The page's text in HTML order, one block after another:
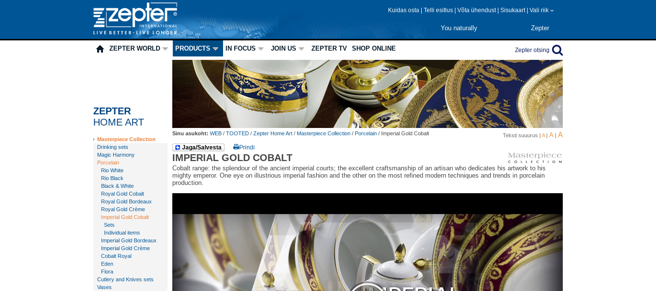
Kuidas osta Telli esitlus Võta ühendust Sisukaart Vali riik
You naturally Zepter
ZEPTER WORLD PRODUCTS IN FOCUS JOIN US ZEPTER TV SHOP ONLINE Zepter otsing
ZEPTER
HOME ART
Masterpiece Collection
Drinking sets
Magic Harmony
Porcelain
Rio White
Rio Black
Black & White
Royal Gold Cobalt
Royal Gold Bordeaux
Royal Gold Crème
Imperial Gold Cobalt
Sets
Individual items
Imperial Gold Bordeaux
Imperial Gold Crème
Cobalt Royal
Eden
Flora
Cutlery and Knives sets
Vases
Sinu asukoht: WEB / TOOTED / Zepter Home Art / Masterpiece Collection / Porcelain / Imperial Gold Cobalt Teksti suuurus | A | A | A
Jaga/Salvesta Prindi
IMPERIAL GOLD COBALT
Cobalt range: the splendour of the ancient imperial courts; the excellent craftsmanship of an artisan who dedicates his artwork to his
mighty emperor. One eye on illustrious imperial fashion and the other on the most refined modern techniques and trends in porcelain
production.